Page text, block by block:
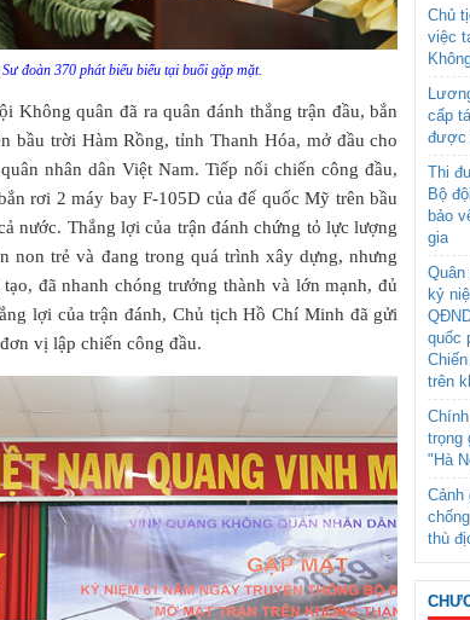
đoàn 370 phát biểu biểu tại buổi gặp mặt.
Không quân đã ra quân đánh thắng trận đầu, bắn
bầu trời Hàm Rồng, tỉnh Thanh Hóa, mở đầu cho
nhân dân Việt Nam. Tiếp nối chiến công đầu,
rơi 2 máy bay F-105D của đế quốc Mỹ trên bầu
nước. Thắng lợi của trận đánh chứng tỏ lực lượng
non trẻ và đang trong quá trình xây dựng, nhưng
đã nhanh chóng trưởng thành và lớn mạnh, đủ
lợi của trận đánh, Chủ tịch Hồ Chí Minh đã gửi
vị lập chiến công đầu.
Chủ
việc
cấp
được
Thi
Bộ
bảo
gia
kỷ
quốc
trên
trọng
"Hà
Cảnh
thù